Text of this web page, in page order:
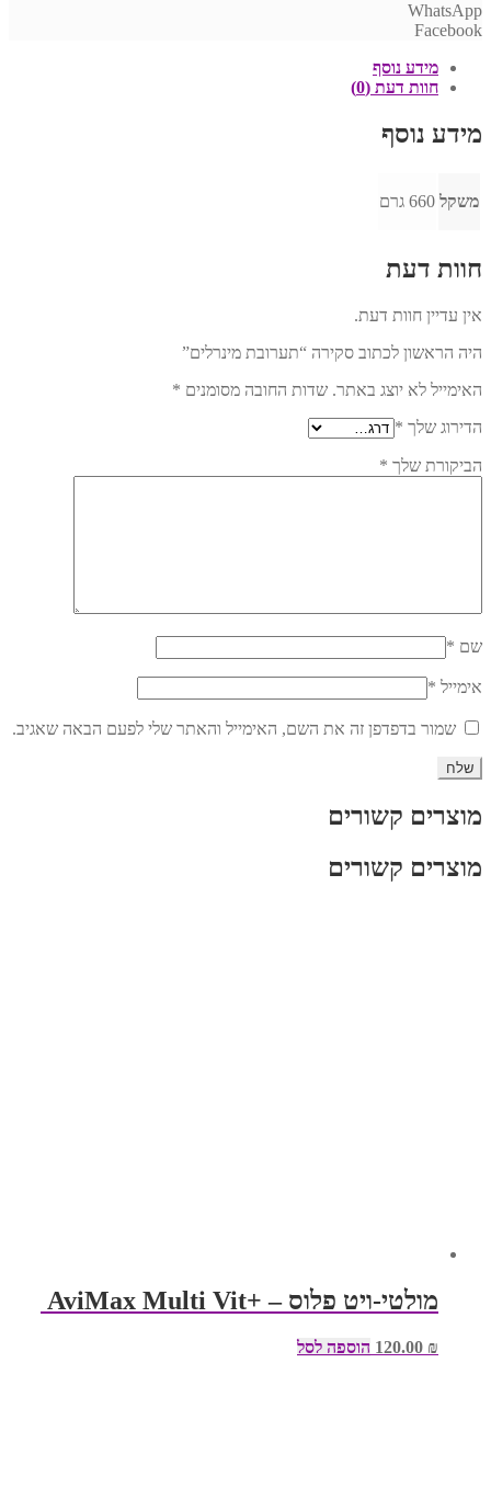
WhatsApp
Facebook
מידע נוסף
חוות דעת (0)
מידע נוסף
משקל 660 גרם
חוות דעת
אין עדיין חוות דעת.
היה הראשון לכתוב סקירה “תערובת מינרלים”
האימייל לא יוצג באתר. שדות החובה מסומנים *
הדירוג שלך *
הביקורת שלך *
שם *
אימייל *
שמור בדפדפן זה את השם, האימייל והאתר שלי לפעם הבאה שאגיב.
מוצרים קשורים
מוצרים קשורים
מולטי-ויט פלוס – +AviMax Multi Vit
₪ הוספה לסל